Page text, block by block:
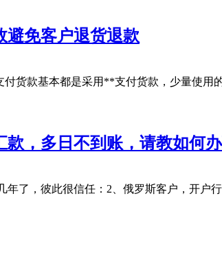
避免客户退货退款
货款基本都是采用**支付货款，少量使
，多日不到账，请教如何
年了，彼此很信任：2、俄罗斯客户，开户